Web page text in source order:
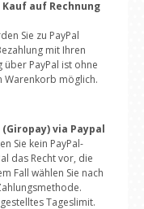
auf Rechnung
Sie zu PayPal
mit Ihren
über PayPal ist ohne
Warenkorb möglich.
via Paypal
Sie kein PayPal-
das Recht vor, die
Fall wählen Sie nach
Tageslimit.